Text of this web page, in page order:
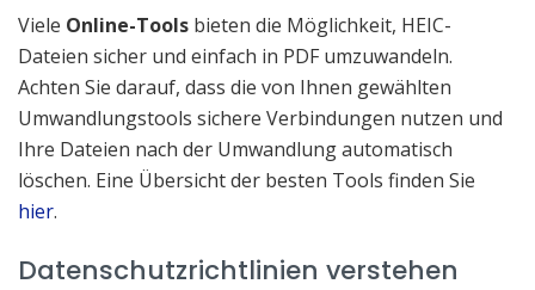
Viele Online-Tools bieten die Möglichkeit, HEIC-
Dateien sicher und einfach in PDF umzuwandeln.
Achten Sie darauf, dass die von Ihnen gewählten
Umwandlungstools sichere Verbindungen nutzen und
Ihre Dateien nach der Umwandlung automatisch
löschen. Eine Übersicht der besten Tools finden Sie
hier.
Datenschutzrichtlinien verstehen